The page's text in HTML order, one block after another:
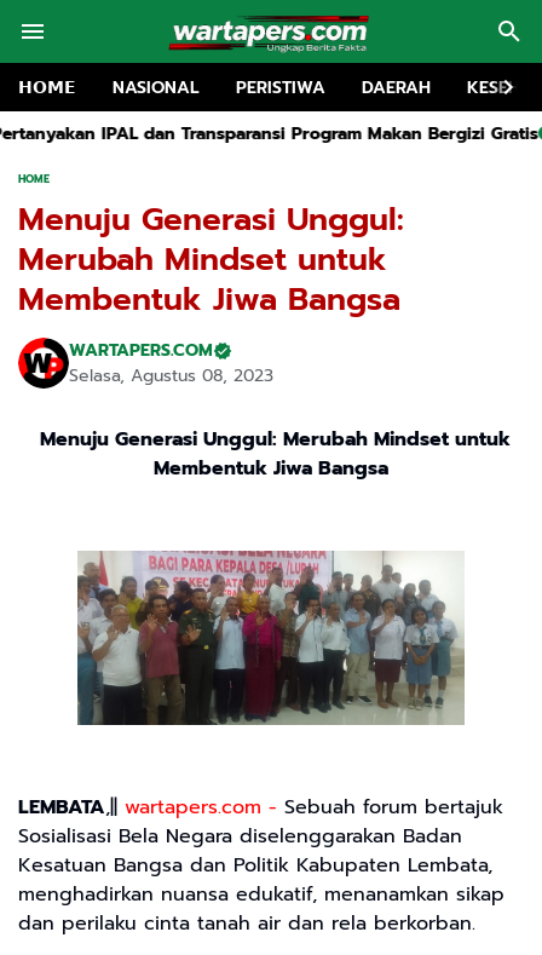
𝗛𝗢𝗠𝗘 NASIONAL PERISTIWA DAERAH
Program Makan Bergizi Gratis TRK Houlding Soroti
HOME
Menuju Generasi Unggul:
Merubah Mindset untuk
Membentuk Jiwa Bangsa
WARTAPERS.COM
Selasa, Agustus 08, 2023
Menuju Generasi Unggul: Merubah Mindset untuk
Membentuk Jiwa Bangsa
LEMBATA,|| wartapers.com - Sebuah forum bertajuk
Sosialisasi Bela Negara diselenggarakan Badan
Kesatuan Bangsa dan Politik Kabupaten Lembata,
menghadirkan nuansa edukatif, menanamkan sikap
dan perilaku cinta tanah air dan rela berkorban.